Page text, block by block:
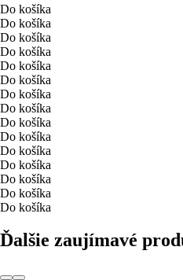
Do košíka
Do košíka
Do košíka
Do košíka
Do košíka
Do košíka
Do košíka
Do košíka
Do košíka
Do košíka
Do košíka
Do košíka
Do košíka
Do košíka
Do košíka
Ďalšie zaujímavé